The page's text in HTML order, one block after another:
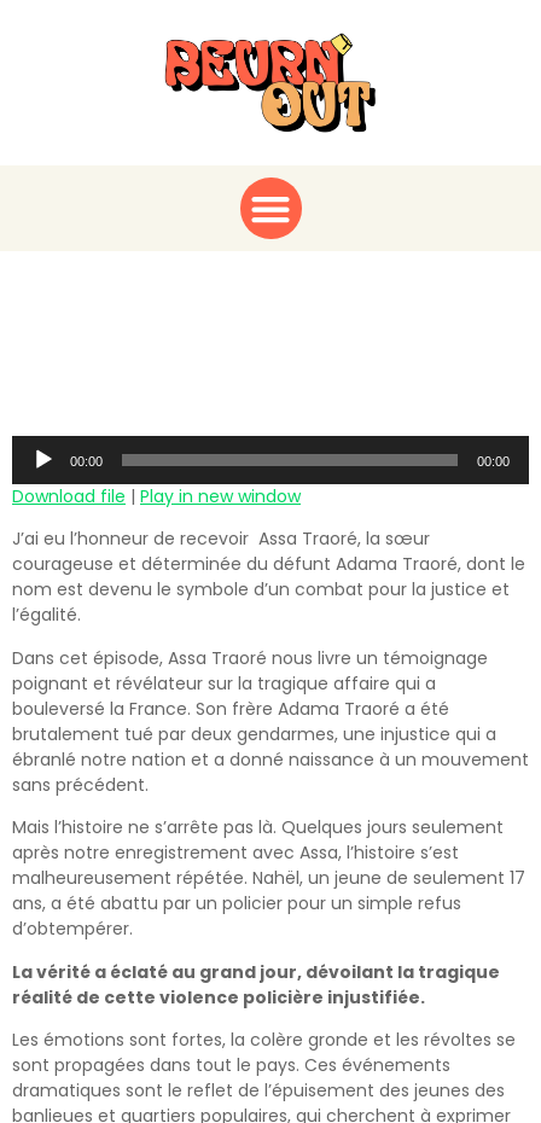
Audio
Player
00:00 00:00
Download file | Play in new window
J’ai eu l’honneur de recevoir Assa Traoré, la sœur
courageuse et déterminée du défunt Adama Traoré, dont le
nom est devenu le symbole d’un combat pour la justice et
l’égalité.
Dans cet épisode, Assa Traoré nous livre un témoignage
poignant et révélateur sur la tragique affaire qui a
bouleversé la France. Son frère Adama Traoré a été
brutalement tué par deux gendarmes, une injustice qui a
ébranlé notre nation et a donné naissance à un mouvement
sans précédent.
Mais l’histoire ne s’arrête pas là. Quelques jours seulement
après notre enregistrement avec Assa, l’histoire s’est
malheureusement répétée. Nahël, un jeune de seulement 17
ans, a été abattu par un policier pour un simple refus
d’obtempérer.
La vérité a éclaté au grand jour, dévoilant la tragique
réalité de cette violence policière injustifiée.
Les émotions sont fortes, la colère gronde et les révoltes se
sont propagées dans tout le pays. Ces événements
dramatiques sont le reflet de l’épuisement des jeunes des
banlieues et quartiers populaires, qui cherchent à exprimer